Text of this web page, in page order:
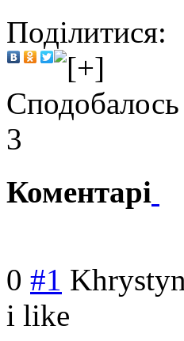
Поділитися:
Сподобалось
3
Коментарі
0 #1
i like